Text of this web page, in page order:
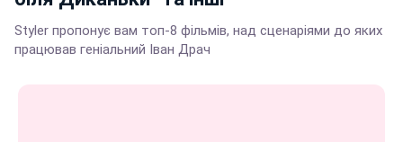
Styler пропонує вам топ-8 фільмів, над сценаріями до яких
працював геніальний Іван Драч